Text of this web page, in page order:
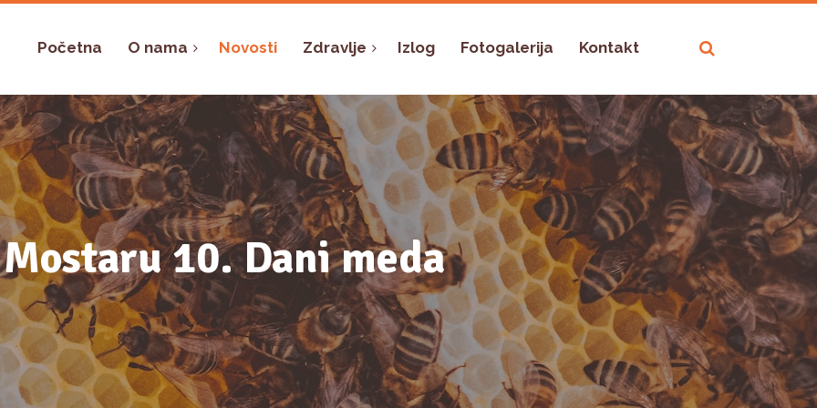
Početna O nama Novosti Zdravlje Izlog Fotogalerija Kontakt
10. Dani meda